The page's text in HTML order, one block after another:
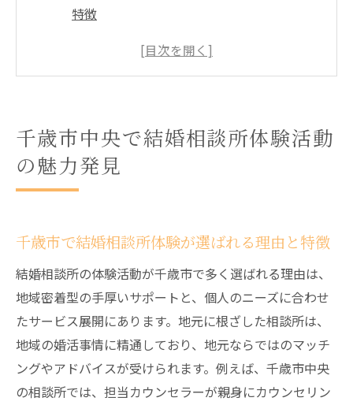
特徴
結婚相談所体験活動が婚活スタートに最適
口コミで分かる結婚相談所体験の実際の魅
力
千歳市の結婚相談所体験が安心感につなが
体験活動で結婚相談所の雰囲気を事前に知
ろう
婚活を始めるなら体験活動で安心感を実感
結婚相談所体験活動が婚活の不安を解消す
る仕組み
結婚相談所の体験でサポート体制を確認で
きる安心感
千歳市中央で結婚相談所体験活動
の魅力発見
千歳市で結婚相談所体験が選ばれる理由と特徴
結婚相談所の体験活動が千歳市で多く選ばれる理由は、
地域密着型の手厚いサポートと、個人のニーズに合わせ
たサービス展開にあります。地元に根ざした相談所は、
地域の婚活事情に精通しており、地元ならではのマッチ
ングやアドバイスが受けられます。例えば、千歳市中央
の相談所では、担当カウンセラーが親身にカウンセリン